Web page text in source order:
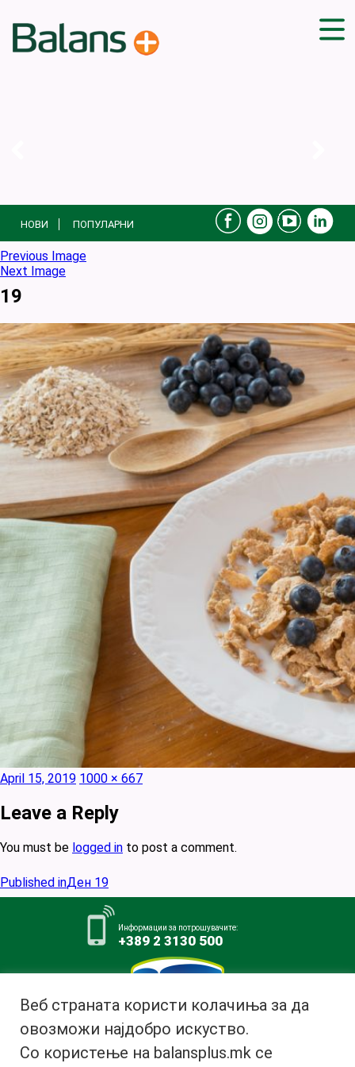
БЛОГ
ПРОИЗВОДИ
НОВИ ПОПУЛАРНИ
Previous Image
Next Image
19
Posted
April 15, 2019 Full
1000 × 667
Leave a Reply
You must be logged in to post a comment.
Post
navigation
Published inДен 19
Информации за потрошувачите:
+389 2 3130 500
Млекара АД Битола
ул. Ѓурчин Наумов Пљакот бр.1,
Веб страната користи колачиња за да
овозможи најдобро искуство.
Со користење на balansplus.mk се